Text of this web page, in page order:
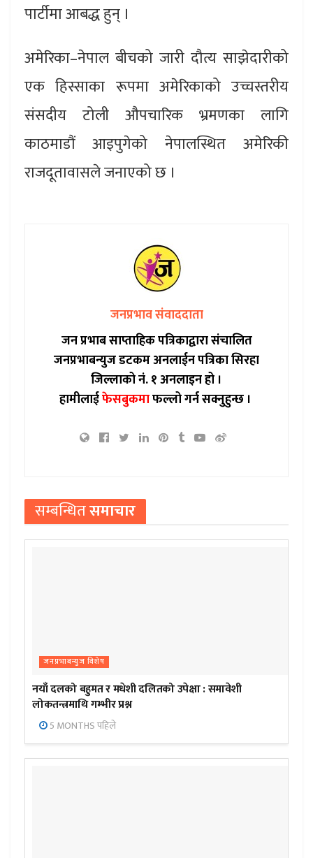
पार्टीमा आबद्ध हुन् ।
अमेरिका–नेपाल बीचको जारी दौत्य साझेदारीको
एक हिस्साका रूपमा अमेरिकाको उच्चस्तरीय
संसदीय टोली औपचारिक भ्रमणका लागि
काठमाडौं आइपुगेको नेपालस्थित अमेरिकी
राजदूतावासले जनाएको छ ।
जनप्रभाव संवाददाता
जन प्रभाब साप्ताहिक पत्रिकाद्वारा संचालित
जनप्रभाबन्युज डटकम अनलाईन पत्रिका सिरहा
जिल्लाको नं. १ अनलाइन हो ।
हामीलाईफेसबुकमाफल्लो गर्न सक्नुहुन्छ ।
सम्बन्धितसमाचार
जनप्रभाबन्युज विशेष
नयाँ दलको बहुमत र मधेशी दलितको उपेक्षा : समावेशी
लोकतन्त्रमाथि गम्भीर प्रश्न
5 MONTHS पहिले